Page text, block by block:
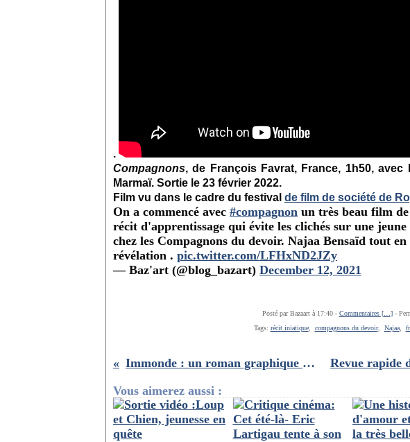
.
Compagnons, de François Favrat, France, 1h50,
Marmaï. Sortie le 23 février 2022.
Film vu dans le cadre du festival de film de société de
On a commencé avec #compagnon un très beau film
récit d'apprentissage qui évite les clichés sur une
chez les Compagnons du devoir. Najaa Bensaïd tout
révélation . pic.twitter.com/LFHxND2JZy
— Baz'art (@blog_bazart) December 12, 2021
Posté par Bazaart à 17:40 - Commentaires [… ]-
Tags: récit iniatique, compagnons du devoir, Najaa,
Immonde : un roman graphique fantastique, horrifique et drôle
Vous aimerez aussi :